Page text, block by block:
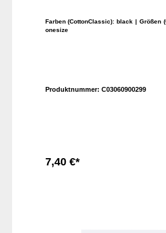
Farben (CottonClassic): black
| Größen
onesize
Produktnummer: C03060900299
7,40 €*